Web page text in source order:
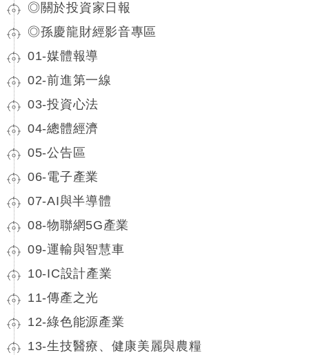
◎關於投資家日報
◎孫慶龍財經影音專區
01-媒體報導
02-前進第一線
03-投資心法
04-總體經濟
05-公告區
06-電子產業
07-AI與半導體
08-物聯網5G產業
09-運輸與智慧車
10-IC設計產業
11-傳產之光
12-綠色能源產業
13-生技醫療、健康美麗與農糧